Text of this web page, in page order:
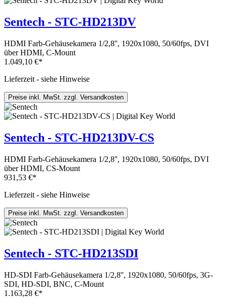
Sentech - STC-HD213DV
HDMI Farb-Gehäusekamera 1/2,8'', 1920x1080, 50/60fps, DVI
über HDMI, C-Mount
1.049,10 €*
Lieferzeit - siehe Hinweise
Preise inkl. MwSt. zzgl. Versandkosten
Sentech - STC-HD213DV-CS
HDMI Farb-Gehäusekamera 1/2,8'', 1920x1080, 50/60fps, DVI
über HDMI, CS-Mount
931,53 €*
Lieferzeit - siehe Hinweise
Preise inkl. MwSt. zzgl. Versandkosten
Sentech - STC-HD213SDI
HD-SDI Farb-Gehäusekamera 1/2,8'', 1920x1080, 50/60fps, 3G-
SDI, HD-SDI, BNC, C-Mount
1.163,28 €*